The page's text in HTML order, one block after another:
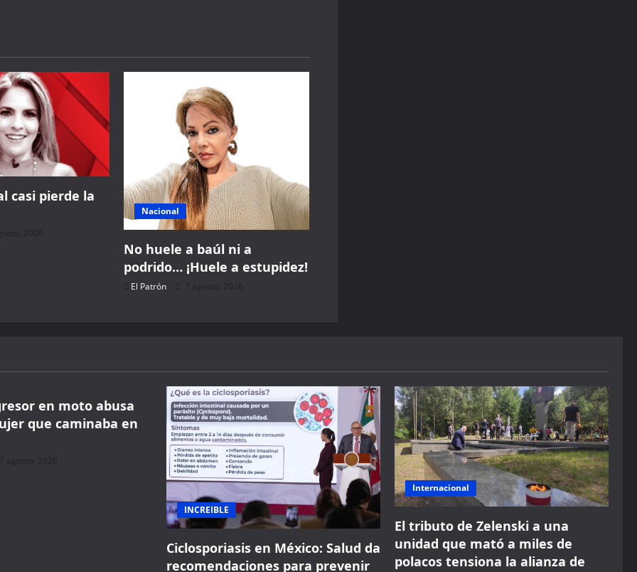
casi pierde la
2026
Nacional
No huele a baúl ni a
podrido… ¡Huele a estupidez!
El Patrón 7 agosto, 2026
en moto abusa
que caminaba en
7 agosto, 2026
INCREIBLE
Ciclosporiasis en México: Salud da
recomendaciones para prevenir
Internacional
El tributo de Zelenski a una
unidad que mató a miles de
polacos tensiona la alianza de